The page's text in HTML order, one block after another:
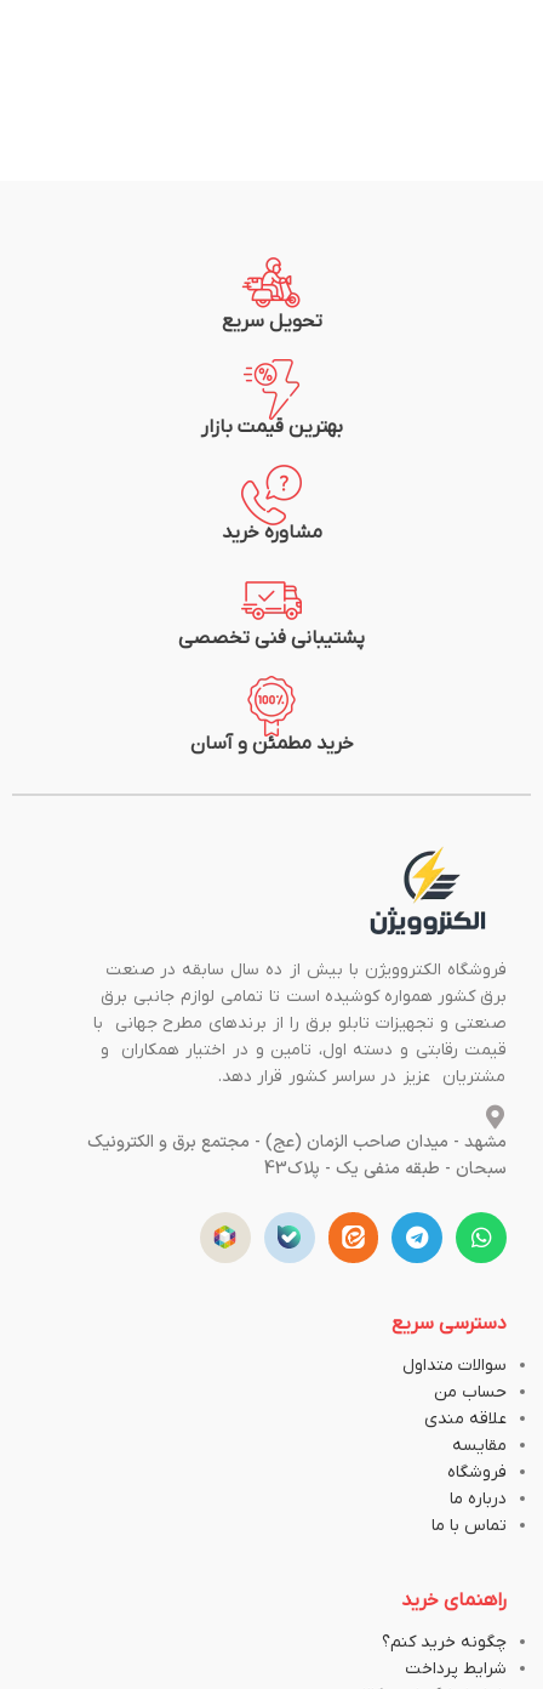
تحویل سریع
بهترین قیمت بازار
مشاوره خرید
پشتیبانی فنی تخصصی
خرید مطمئن و آسان
فروشگاه الکتروویژن با بیش از ده سال سابقه در صنعت
برق کشور همواره کوشیده است تا تمامی لوازم جانبی برق
صنعتی و تجهیزات تابلو برق را از برندهای مطرح جهانی با
قیمت رقابتی و دسته اول، تامین و در اختیار همکاران و
مشتریان عزیز در سراسر کشور قرار دهد.
مشهد - میدان صاحب الزمان (عج) - مجتمع برق و الکترونیک
سبحان - طبقه منفی یک - پلاک43
دسترسی سریع
سوالات متداول
حساب من
علاقه مندی
مقایسه
فروشگاه
درباره ما
تماس با ما
راهنمای خرید
چگونه خرید کنم؟
شرایط پرداخت